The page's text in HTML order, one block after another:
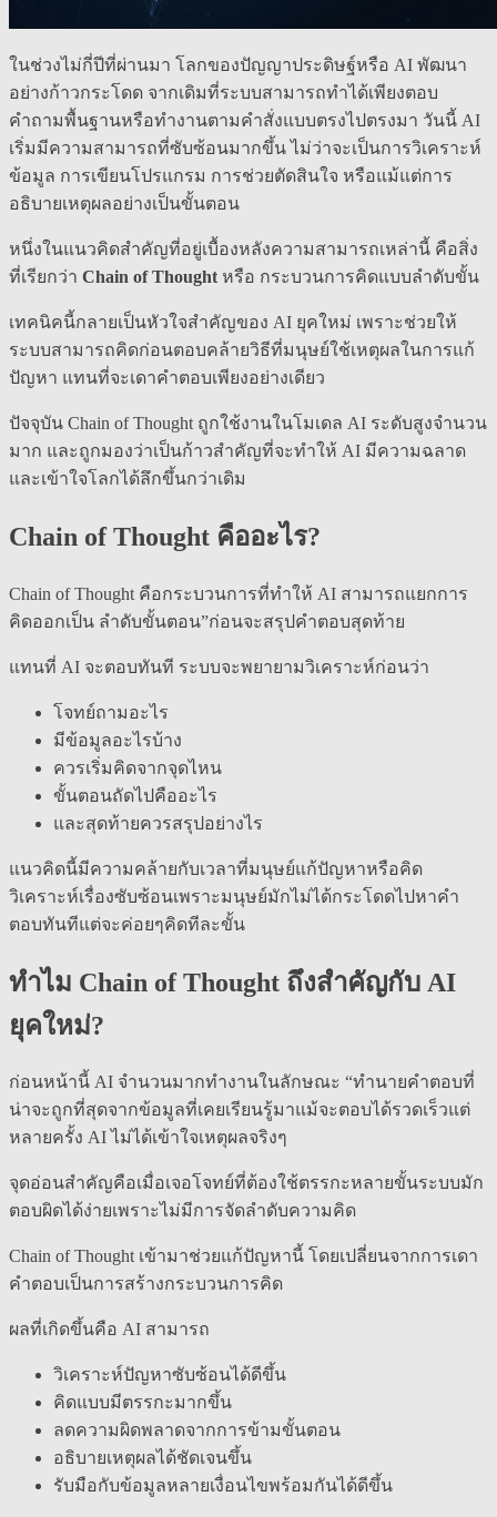
ในช่วงไม่กี่ปีที่ผ่านมา โลกของปัญญาประดิษฐ์หรือ AI พัฒนา
อย่างก้าวกระโดด จากเดิมที่ระบบสามารถทำได้เพียงตอบ
คำถามพื้นฐานหรือทำงานตามคำสั่งแบบตรงไปตรงมา วันนี้ AI
เริ่มมีความสามารถที่ซับซ้อนมากขึ้น ไม่ว่าจะเป็นการวิเคราะห์
ข้อมูล การเขียนโปรแกรม การช่วยตัดสินใจ หรือแม้แต่การ
อธิบายเหตุผลอย่างเป็นขั้นตอน
หนึ่งในแนวคิดสำคัญที่อยู่เบื้องหลังความสามารถเหล่านี้ คือสิ่ง
ที่เรียกว่า Chain of Thought หรือ กระบวนการคิดแบบลำดับขั้น
เทคนิคนี้กลายเป็นหัวใจสำคัญของ AI ยุคใหม่ เพราะช่วยให้
ระบบสามารถคิดก่อนตอบคล้ายวิธีที่มนุษย์ใช้เหตุผลในการแก้
ปัญหา แทนที่จะเดาคำตอบเพียงอย่างเดียว
ปัจจุบัน Chain of Thought ถูกใช้งานในโมเดล AI ระดับสูงจำนวน
มาก และถูกมองว่าเป็นก้าวสำคัญที่จะทำให้ AI มีความฉลาด
และเข้าใจโลกได้ลึกขึ้นกว่าเดิม
Chain of Thought คืออะไร?
Chain of Thought คือกระบวนการที่ทำให้ AI สามารถแยกการ
คิดออกเป็น ลำดับขั้นตอน”ก่อนจะสรุปคำตอบสุดท้าย
แทนที่ AI จะตอบทันที ระบบจะพยายามวิเคราะห์ก่อนว่า
โจทย์ถามอะไร
มีข้อมูลอะไรบ้าง
ควรเริ่มคิดจากจุดไหน
ขั้นตอนถัดไปคืออะไร
และสุดท้ายควรสรุปอย่างไร
แนวคิดนี้มีความคล้ายกับเวลาที่มนุษย์แก้ปัญหาหรือคิด
วิเคราะห์เรื่องซับซ้อนเพราะมนุษย์มักไม่ได้กระโดดไปหาคำ
ตอบทันทีแต่จะค่อยๆคิดทีละขั้น
ทำไม Chain of Thought ถึงสำคัญกับ AI
ยุคใหม่?
ก่อนหน้านี้ AI จำนวนมากทำงานในลักษณะ “ทำนายคำตอบที่
น่าจะถูกที่สุดจากข้อมูลที่เคยเรียนรู้มาแม้จะตอบได้รวดเร็วแต่
หลายครั้ง AI ไม่ได้เข้าใจเหตุผลจริงๆ
จุดอ่อนสำคัญคือเมื่อเจอโจทย์ที่ต้องใช้ตรรกะหลายขั้นระบบมัก
ตอบผิดได้ง่ายเพราะไม่มีการจัดลำดับความคิด
Chain of Thought เข้ามาช่วยแก้ปัญหานี้ โดยเปลี่ยนจากการเดา
คำตอบเป็นการสร้างกระบวนการคิด
ผลที่เกิดขึ้นคือ AI สามารถ
วิเคราะห์ปัญหาซับซ้อนได้ดีขึ้น
คิดแบบมีตรรกะมากขึ้น
ลดความผิดพลาดจากการข้ามขั้นตอน
อธิบายเหตุผลได้ชัดเจนขึ้น
รับมือกับข้อมูลหลายเงื่อนไขพร้อมกันได้ดีขึ้น